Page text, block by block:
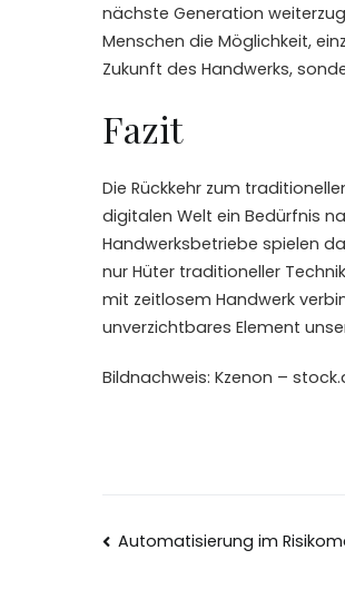
nächste Generation
Menschen die Möglichkeit,
Zukunft des Handwerks,
Fazit
Die Rückkehr zum
digitalen Welt ein Bedürfnis
Handwerksbetriebe spielen
nur Hüter traditioneller
mit zeitlosem Handwerk
unverzichtbares Element
Bildnachweis: Kzenon –
Automatisierung im